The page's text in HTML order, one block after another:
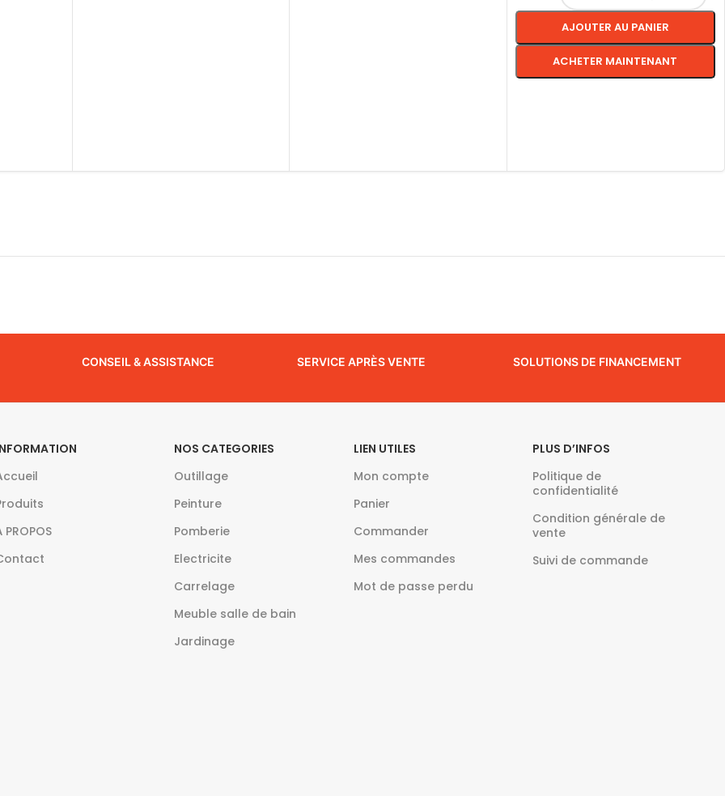
AJOUTER AU PANIER
ACHETER MAINTENANT
CONSEIL & ASSISTANCE SERVICE APRÈS VENTE SOLUTIONS DE FINANCEMENT
PROPOS
NOS CATEGORIES
Outillage
Peinture
Pomberie
Electricite
Carrelage
Meuble salle de bain
Jardinage
LIEN UTILES
Mon compte
Panier
Commander
Mes commandes
Mot de passe perdu
PLUS D’INFOS
Politique de
confidentialité
Condition générale de
vente
Suivi de commande